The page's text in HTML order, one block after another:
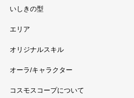
いしきの型
エリア
オリジナルスキル
オーラ/キャラクター
コスモスコープについて